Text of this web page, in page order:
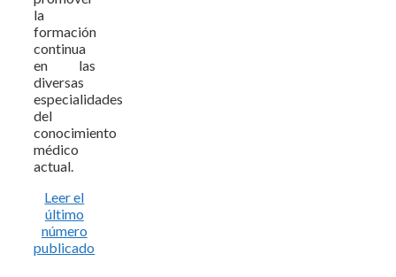
la
formación
continua
en las
diversas
especialidades
del
conocimiento
médico
actual.
Leer el
último
número
publicado